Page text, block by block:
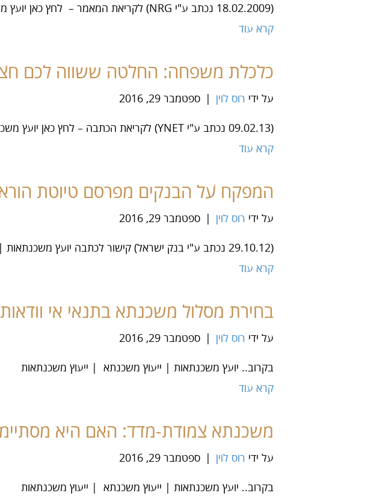
(18.02.2009 נכתב ע"י NRG) לקריאת המאמר – לחץ כאן יועץ משכנתאות | ייעוץ משכנתא | ייעוץ משכנתאות
קרא עוד
כלכלת משפחה: החלטה ששווה לכם חצי
על ידי רוס לוין ספטמבר 29, 2016
(09.02.13 נכתב ע"י YNET) לקריאת הכתבה – לחץ כאן יועץ משכנתאות | ייעוץ משכנתא | ייעוץ משכנתאות
קרא עוד
המפקח על הבנקים מפרסם טיוטת
על ידי רוס לוין ספטמבר 29, 2016
(29.10.12 נכתב ע"י בנק ישראל) קישור לכתבה יועץ משכנתאות | ייעוץ משכנתא | ייעוץ משכנתאות
קרא עוד
בחירת מסלול משכנתא בתנאי אי וודאות
על ידי רוס לוין ספטמבר 29, 2016
בקרוב.. יועץ משכנתאות | ייעוץ משכנתא | ייעוץ משכנתאות
קרא עוד
משכנתא צמודת-מדד: האם היא
על ידי רוס לוין ספטמבר 29, 2016
בקרוב.. יועץ משכנתאות | ייעוץ משכנתא | ייעוץ משכנתאות